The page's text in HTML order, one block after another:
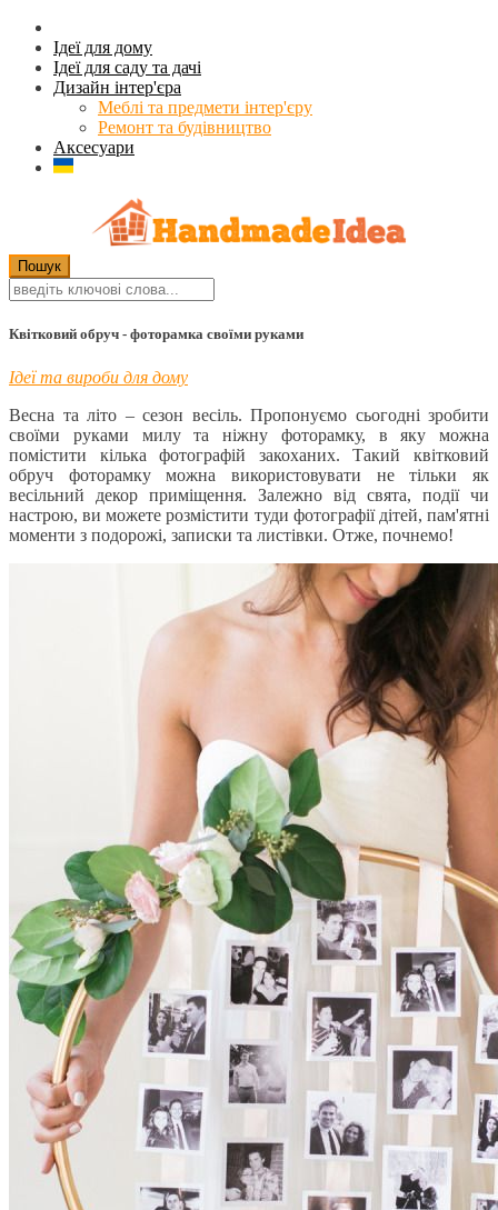
Ідеї для дому
Ідеї для саду та дачі
Дизайн інтер'єра
Меблі та предмети інтер'єру
Ремонт та будівництво
Аксесуари
Квітковий обруч - фоторамка своїми руками
Ідеї та вироби для дому
Весна та літо – сезон весіль. Пропонуємо сьогодні зробити
своїми руками милу та ніжну фоторамку, в яку можна
помістити кілька фотографій закоханих. Такий квітковий
обруч фоторамку можна використовувати не тільки як
весільний декор приміщення. Залежно від свята, події чи
настрою, ви можете розмістити туди фотографії дітей, пам'ятні
моменти з подорожі, записки та листівки. Отже, почнемо!